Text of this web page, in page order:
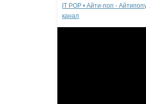
IT POP • Айти-поп -
канал